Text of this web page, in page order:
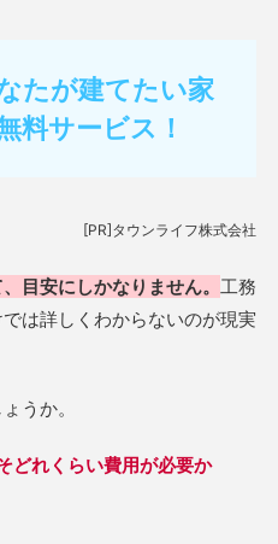
たが建てたい家
料サービス！
[PR]タウンライフ株式会社
目安にしかなりません。 工務
は詳しくわからないのが現実
うか。
どれくらい費用が必要か